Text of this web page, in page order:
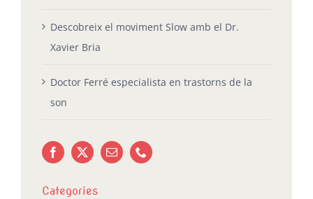
Descobreix el moviment Slow amb el Dr.
Xavier Bria
Doctor Ferré especialista en trastorns de la
son
Categories